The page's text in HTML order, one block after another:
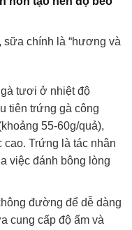
sữa chính là “hương và
tươi ở nhiệt độ
tiên trứng gà công
55-60g/quả),
Trứng là tác nhân
việc đánh bông lòng
đường để dễ dàng
cung cấp độ ẩm và